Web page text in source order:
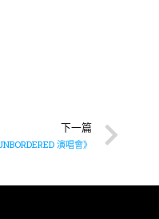
下一篇
演唱會》